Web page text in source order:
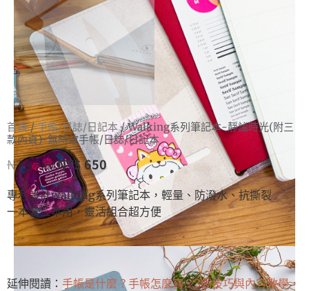
首頁/手帳/日誌/日記本/ Walking系列筆記本-靜謐時光(附三
款內頁)-無時效手帳/日誌/日記本
NT$720NT$650
專利設計walking系列筆記本，輕量、防潑水、抗撕裂
一本當三本用，靈活組合超方便
延伸閱讀： 手帳是什麼？手帳怎麼寫？3個技巧與內容教學，